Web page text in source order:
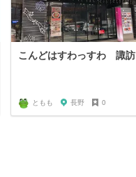
こんどはすわっすわ 諏訪
ともも 長野 0